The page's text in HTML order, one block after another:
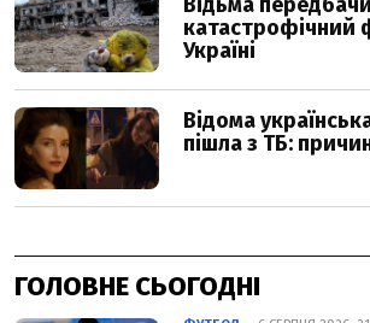
ГОЛОВНЕ СЬОГОДНІ